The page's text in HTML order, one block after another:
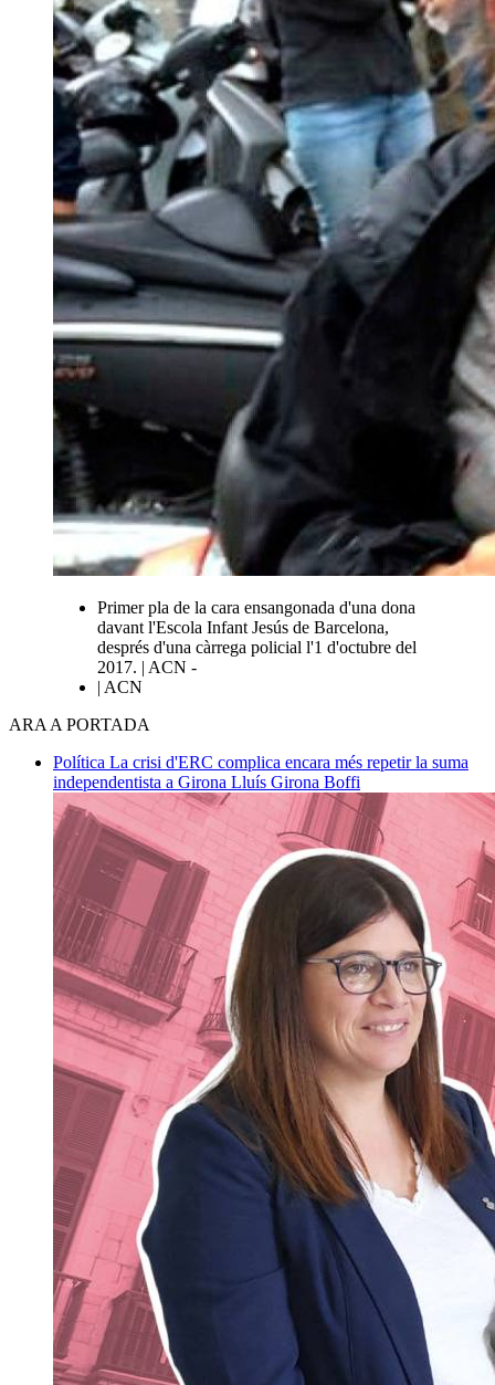
Primer pla de la cara ensangonada d'una dona
davant l'Escola Infant Jesús de Barcelona,
després d'una càrrega policial l'1 d'octubre del
2017. | ACN -
| ACN
ARA A PORTADA
Política La crisi d'ERC complica encara més repetir la suma
independentista a Girona Lluís Girona Boffi